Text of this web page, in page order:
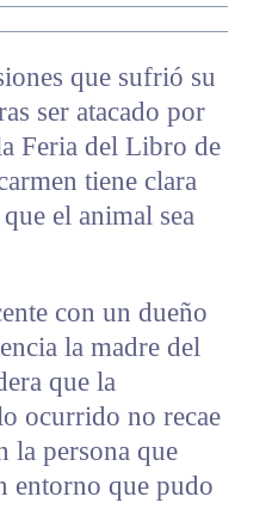
que sufrió su
ser atacado por
Feria del Libro de
tiene clara
el animal sea
con un dueño
la madre del
que la
ocurrido no recae
la persona que
entorno que pudo